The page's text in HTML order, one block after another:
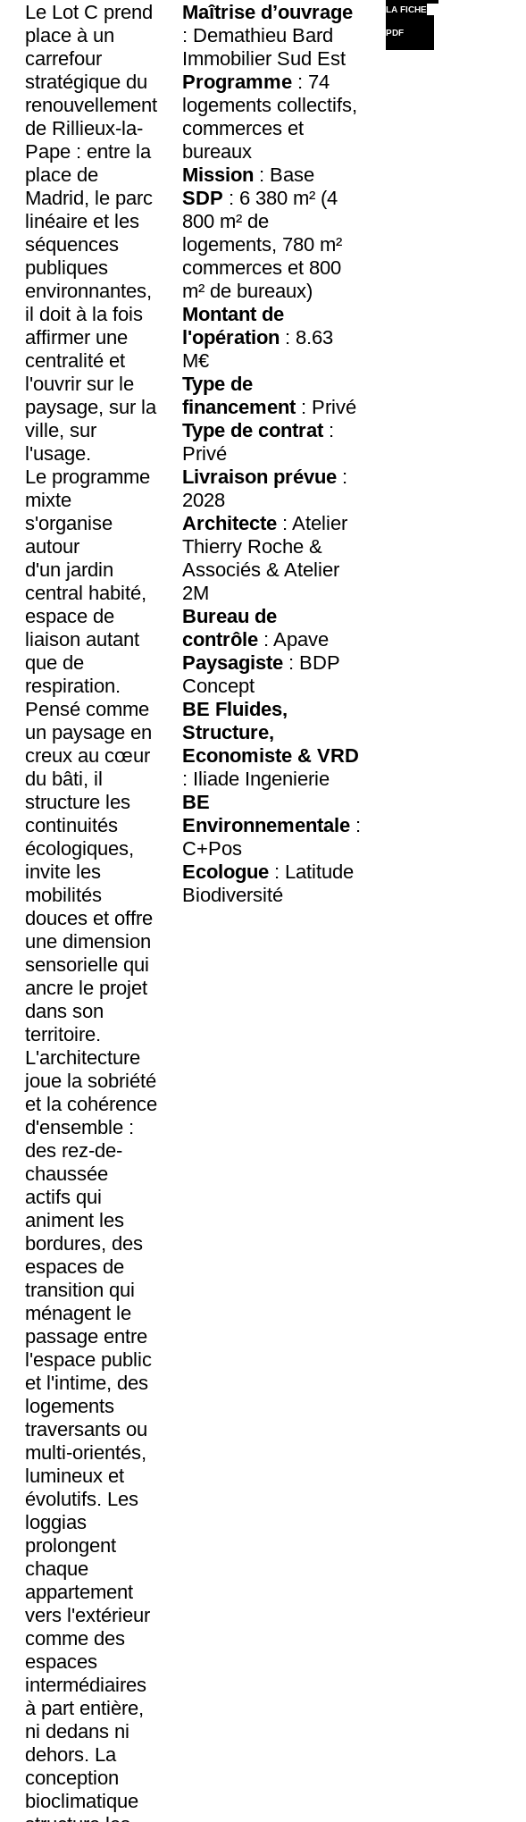
Le Lot C prend
place à un
carrefour
stratégique du
renouvellement
de Rillieux-la-
Pape : entre la
place de
Madrid, le parc
linéaire et les
séquences
publiques
environnantes,
il doit à la fois
affirmer une
centralité et
l'ouvrir sur le
paysage, sur la
ville, sur
l'usage.
Le programme
mixte
s'organise
autour
d'un jardin
central habité,
espace de
liaison autant
que de
respiration.
Pensé comme
un paysage en
creux au cœur
du bâti, il
structure les
continuités
écologiques,
invite les
mobilités
douces et offre
une dimension
sensorielle qui
ancre le projet
dans son
territoire.
L'architecture
joue la sobriété
et la cohérence
d'ensemble :
des rez-de-
chaussée
actifs qui
animent les
bordures, des
espaces de
transition qui
ménagent le
passage entre
l'espace public
et l'intime, des
logements
traversants ou
multi-orientés,
lumineux et
évolutifs. Les
loggias
prolongent
chaque
appartement
vers l'extérieur
comme des
espaces
intermédiaires
à part entière,
ni dedans ni
dehors. La
conception
bioclimatique
Maîtrise d’ouvrage
: Demathieu Bard
Immobilier Sud Est
Programme : 74
logements collectifs,
commerces et
bureaux
Mission : Base
SDP : 6 380 m² (4
800 m² de
logements, 780 m²
commerces et 800
m² de bureaux)
Montant de
l'opération : 8.63
M€
Type de
financement : Privé
Type de contrat :
Privé
Livraison prévue :
2028
Architecte : Atelier
Thierry Roche &
Associés & Atelier
2M
Bureau de
contrôle : Apave
Paysagiste : BDP
Concept
BE Fluides,
Structure,
Economiste & VRD
: Iliade Ingenierie
BE
Environnementale :
C+Pos
Ecologue : Latitude
Biodiversité
LA FICHE
PDF